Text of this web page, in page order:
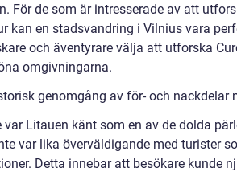
För de som är intresserade av att
kan en stadsvandring i Vilnius vara
och äventyrare välja att utforska
omgivningarna.
genomgång av för- och nackdelar
var Litauen känt som en av de dolda
var lika överväldigande med turister
Detta innebar att besökare kunde